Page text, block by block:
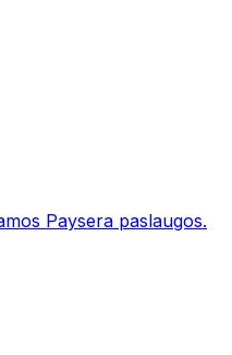
Paysera paslaugos.